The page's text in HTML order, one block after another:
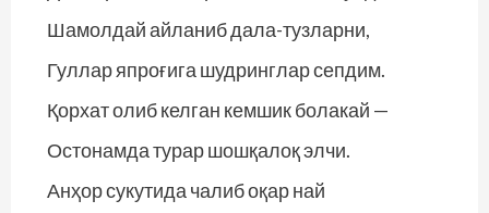
Шамолдай айланиб дала-тузларни,
Гуллар япроғига шудринглар сепдим.
Қорхат олиб келган кемшик болакай —
Остонамда турар шошқалоқ элчи.
Анҳор сукутида чалиб оқар най